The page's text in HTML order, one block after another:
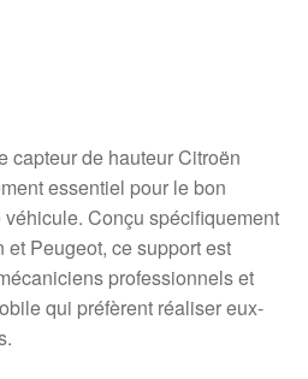
capteur de hauteur Citroën
essentiel pour le bon
Conçu spécifiquement
Peugeot, ce support est
professionnels et
qui préfèrent réaliser eux-